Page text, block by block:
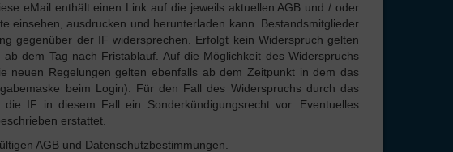
eMail enthält einen Link auf die jeweils aktuellen AGB und / oder
einsehen, ausdrucken und herunterladen kann. Bestandsmitglieder
gegenüber der IF widersprechen. Erfolgt kein Widerspruch gelten
dem Tag nach Fristablauf. Auf die Möglichkeit des Widerspruchs
neuen Regelungen gelten ebenfalls ab dem Zeitpunkt in dem das
beim Login). Für den Fall des Widerspruchs durch das
IF in diesem Fall ein Sonderkündigungsrecht vor. Eventuelles
erstattet.
AGB und Datenschutzbestimmungen.